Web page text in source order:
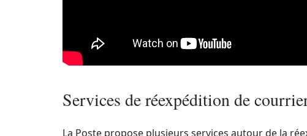
Services de réexpédition de
La Poste propose plusieurs services autour de la